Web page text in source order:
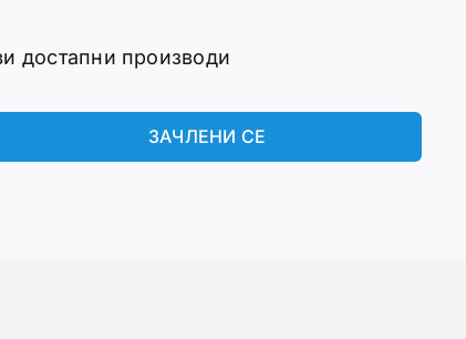
достапни производи
ЗАЧЛЕНИ СЕ